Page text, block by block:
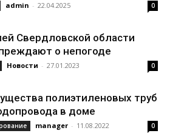
admin - 22.04.2025 0
Свердловской области
о непогоде
Новости - 27.01.2023 0
полиэтиленовых труб
в доме
manager - 11.08.2022 0